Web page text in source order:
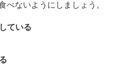
べないようにしましょう。
ている